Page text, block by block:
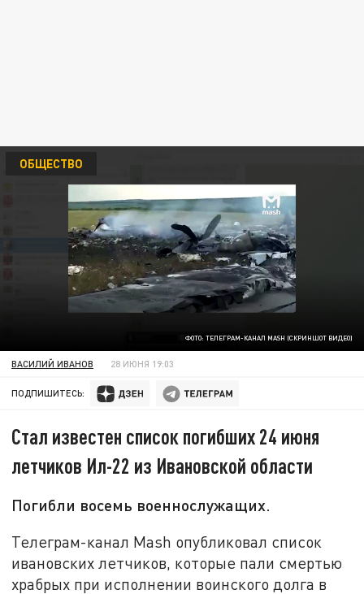
ФОТО: ТЕЛЕГРАМ-КАНАЛ MASH (СКРИНШОТ ВИДЕО)
ОБЩЕСТВО
ВАСИЛИЙ ИВАНОВ 28 ИЮНЯ 19:03
ПОДПИШИТЕСЬ:
Стал известен список погибших 24 июня
летчиков Ил-22 из Ивановской области
Погибли восемь военнослужащих.
Телеграм-канал Mash опубликовал список
ивановских летчиков, которые пали смертью
храбрых при исполнении воинского долга в